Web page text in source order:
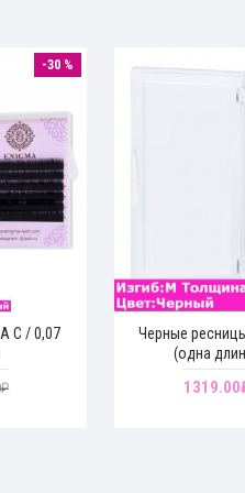
-30 %
C / 0,07
Черные
(одна